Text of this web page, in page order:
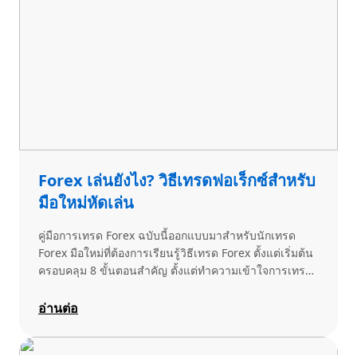
Forex เล่นยังไง? วิธีเทรดฟอเร็กซ์สำหรับ
มือใหม่หัดเล่น
คู่มือการเทรด Forex ฉบับนี้ออกแบบมาสำหรับนักเทรด
Forex มือใหม่ที่ต้องการเรียนรู้วิธีเทรด Forex ตั้งแต่เริ่มต้น
ครอบคลุม 8 ขั้นตอนสำคัญ ตั้งแต่ทำความเข้าใจการเทรด
เข้าบัญชีเทรด, วิเคราะห์คู่เงิน, สร้างแผนการเทรด, เปิดออ
อ่านต่อ